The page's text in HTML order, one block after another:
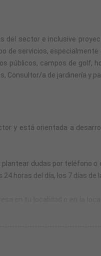
del sector e inclusive
de servicios,
públicos, campos de golf,
Consultor/a de jardinería y
y está orientada a
dudas por teléfono o
horas del día, los 7 días de